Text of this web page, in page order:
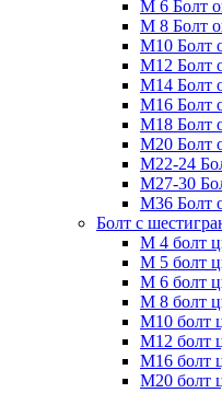
М 6 Болт
М 8 Болт
М10 Болт
М12 Болт
М14 Болт
М16 Болт
М18 Болт
М20 Болт
М22-24
М27-30
М36 Болт
Болт с
М 4 болт
М 5 болт
М 6 болт
М 8 болт
М10 болт
М12 болт
М16 болт
М20 болт